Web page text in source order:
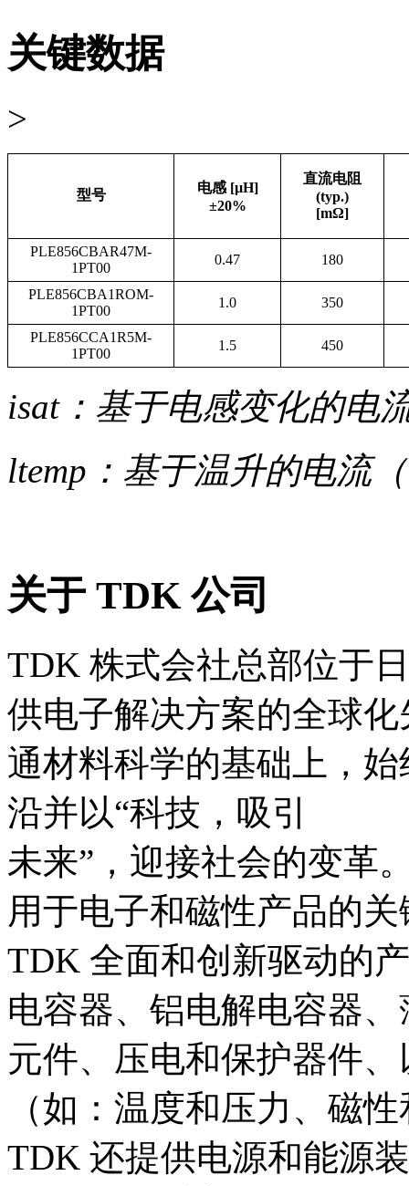
关键数据
>
型号
电感 [µH]
±20%
直流电阻
(typ.)
[mΩ]
PLE856CBAR47M-
1PT00
0.47 180
PLE856CBA1ROM-
1PT00
1.0 350
PLE856CCA1R5M-
1PT00
1.5 450
isat：基于电感变化的电
ltemp：基于温升的电流
关于 TDK 公司
TDK 株式会社总部位于
供电子解决方案的全球
通材料科学的基础上，
沿并以“科技，吸引
未来”，迎接社会的变革
用于电子和磁性产品的
TDK 全面和创新驱动的
电容器、铝电解电容器
元件、压电和保护器件
（如：温度和压力、磁
TDK 还提供电源和能源